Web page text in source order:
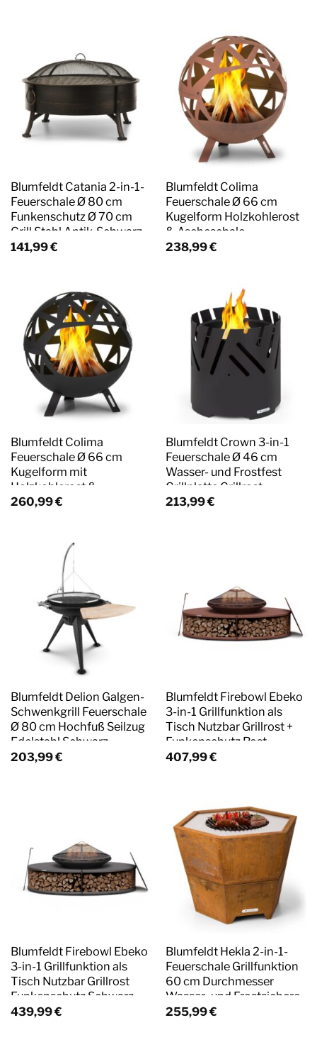
Blumfeldt Catania 2-in-1-
Feuerschale Ø 80 cm
Funkenschutz Ø 70 cm
Grill Stahl Antik-Schwarz
141,99€
Blumfeldt Colima
Feuerschale Ø 66 cm
Kugelform Holzkohlerost
& Ascheschale
Geometrisch Rost
238,99€
Blumfeldt Colima
Feuerschale Ø 66 cm
Kugelform mit
Holzkohlerost &
Ascheschale Geometrisch
260,99€
Blumfeldt Crown 3-in-1
Feuerschale Ø 46 cm
Wasser- und Frostfest
Grillplatte Grillrost
Bambusplatte Schwarz
213,99€
Blumfeldt Delion Galgen-
Schwenkgrill Feuerschale
Ø 80 cm Hochfuß Seilzug
Edelstahl Schwarz
203,99€
Blumfeldt Firebowl Ebeko
3-in-1 Grillfunktion als
Tisch Nutzbar Grillrost +
Funkenschutz Rost
407,99€
Blumfeldt Firebowl Ebeko
3-in-1 Grillfunktion als
Tisch Nutzbar Grillrost
Funkenschutz Schwarz
439,99€
Blumfeldt Hekla 2-in-1-
Feuerschale Grillfunktion
60 cm Durchmesser
Wasser- und Frostsichere
Konstruktion Rost
255,99€